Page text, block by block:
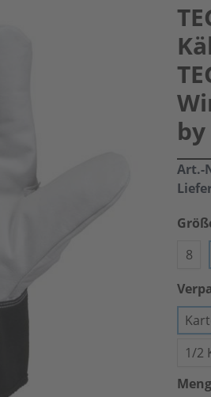
Art.-
8
1/2